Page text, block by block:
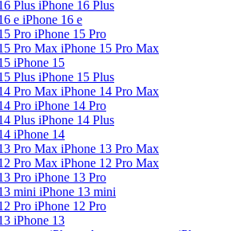
iPhone 16 Plus
iPhone 16 e
iPhone 15 Pro
iPhone 15 Pro Max
iPhone 15
iPhone 15 Plus
iPhone 14 Pro Max
iPhone 14 Pro
iPhone 14 Plus
iPhone 14
iPhone 13 Pro Max
iPhone 12 Pro Max
iPhone 13 Pro
iPhone 13 mini
iPhone 12 Pro
iPhone 13